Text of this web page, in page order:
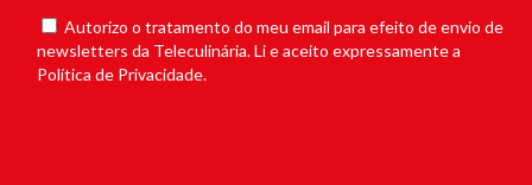
Autorizo o tratamento do meu email para efeito de envio de
newsletters da Teleculinária. Li e aceito expressamente a
Política de Privacidade.